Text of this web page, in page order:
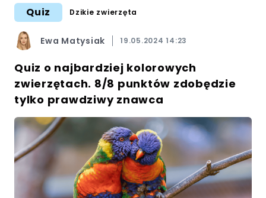
Quiz Dzikie zwierzęta
Ewa Matysiak 19.05.2024 14:23
Quiz o najbardziej kolorowych
zwierzętach. 8/8 punktów zdobędzie
tylko prawdziwy znawca